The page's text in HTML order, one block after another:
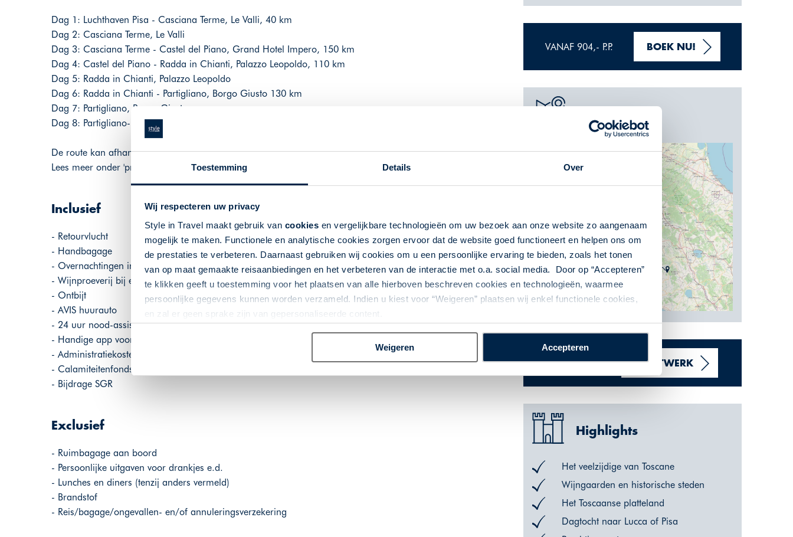
Toestemming Details Over
Wij respecteren uw privacy
Style in Travel maakt gebruik van cookies en vergelijkbare technologieën om uw bezoek aan onze website zo aangenaam
mogelijk te maken. Functionele en analytische cookies zorgen ervoor dat de website goed functioneert en helpen ons om
de prestaties te verbeteren. Daarnaast gebruiken wij cookies om u een persoonlijke ervaring te bieden, zoals het tonen
van op maat gemaakte reisaanbiedingen en het verbeteren van de interactie met o.a. social media. Door op “Accepteren”
te klikken geeft u toestemming voor het plaatsen van alle hierboven beschreven cookies en technologieën, waarmee
persoonlijke gegevens kunnen worden verzameld. Indien u kiest voor “Weigeren” plaatsen wij enkel functionele cookies,
en zal er geen sprake zijn van gepersonaliseerde content.
Weigeren Accepteren
Dag 1: Luchthaven Pisa - Casciana Terme, Le Valli, 40 km
Dag 2: Casciana Terme, Le Valli
Dag 3: Casciana Terme - Castel del Piano, Grand Hotel Impero, 150 km
Dag 4: Castel del Piano - Radda in Chianti, Palazzo Leopoldo, 110 km
Dag 5: Radda in Chianti, Palazzo Leopoldo
Dag 6: Radda in Chianti - Partigliano, Borgo Giusto 130 km
Dag 7: Partigliano, Borgo Giusto
Dag 8: Partigliano- Luchthaven Pisa, 50 km
De route kan afhankelijk zijn van de gekozen reisduur en/of luchthaven van vertrek (indien van toepassing).
Lees meer onder 'programma'.
Inclusief
- Retourvlucht
- Handbagage
- Overnachtingen in de genoemde accommodaties
- Wijnproeverij bij een lokale wijnmakerij
- Ontbijt
- AVIS huurauto
- 24 uur nood-assistentie
- Handige app voor Android en iOS
- Administratiekosten
- Calamiteitenfonds
- Bijdrage SGR
Exclusief
- Ruimbagage aan boord
- Persoonlijke uitgaven voor drankjes e.d.
- Lunches en diners (tenzij anders vermeld)
- Brandstof
- Reis/bagage/ongevallen- en/of annuleringsverzekering
VANAF 904,- P.P. BOEK NU!
REISVOORSTEL MAATWERK
Highlights
Het veelzijdige van Toscane
Wijngaarden en historische steden
Het Toscaanse platteland
Dagtocht naar Lucca of Pisa